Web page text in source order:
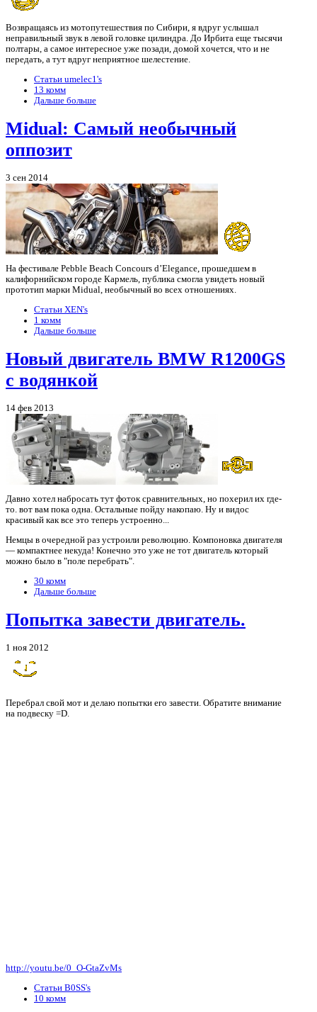
Возвращаясь из мотопутешествия по Сибири, я вдруг услышал
неправильный звук в левой головке цилиндра. До Ирбита еще тысячи
полтары, а самое интересное уже позади, домой хочется, что и не
передать, а тут вдруг неприятное шелестение.
Статьи umelec1's
13 комм
Дальше больше
Midual: Самый необычный
оппозит
3 сен 2014
На фестивале Pebble Beach Concours d’Elegance, прошедшем в
калифорнийском городе Кармель, публика смогла увидеть новый
прототип марки Midual, необычный во всех отношениях.
Статьи XEN's
1 комм
Дальше больше
Новый двигатель BMW R1200GS
с водянкой
14 фев 2013
Давно хотел набросать тут фоток сравнительных, но похерил их где-
то. вот вам пока одна. Остальные пойду накопаю. Ну и видос
красивый как все это теперь устроенно...
Немцы в очередной раз устроили революцию. Компоновка двигателя
— компактнее некуда! Конечно это уже не тот двигатель который
можно было в "поле перебрать".
30 комм
Дальше больше
Попытка завести двигатель.
1 ноя 2012
Перебрал свой мот и делаю попытки его завести. Обратите внимание
на подвеску =D.
http://youtu.be/0_O-GtaZvMs
Статьи B0SS's
10 комм